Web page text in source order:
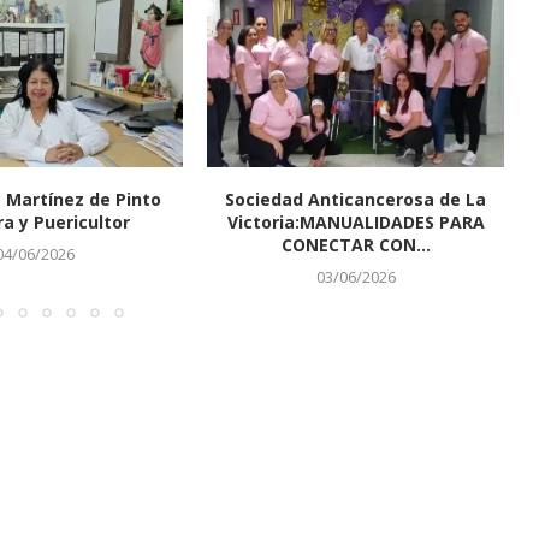
Martínez de Pinto
y Puericultor
06/2026
Sociedad Anticancerosa de La
Victoria:MANUALIDADES PARA
CONECTAR CON...
03/06/2026